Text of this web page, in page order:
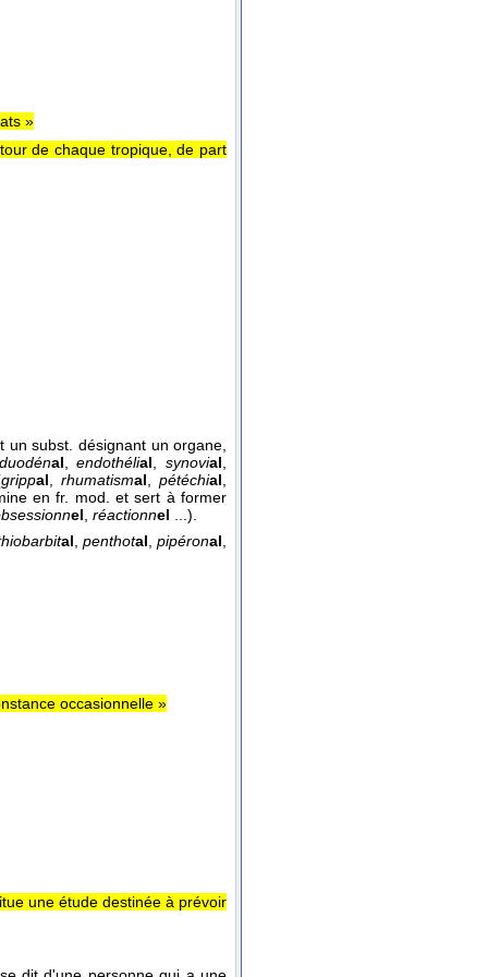
»
de chaque tropique, de part
un subst. désignant un organe,
duodénal,endothélial,synovial,
grippal,rhumatismal,pétéchial,
en fr. mod. et sert à former
el, réactionnel ...).
al, penthotal, pipéronal,
occasionnelle »
une étude destinée à prévoir